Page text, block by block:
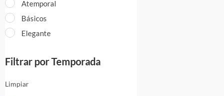
Atemporal
Básicos
Elegante
Filtrar por Temporada
Limpiar